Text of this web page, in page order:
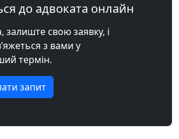
до адвоката онлайн
залиште свою заявку, і
з вами у
термін.
запит